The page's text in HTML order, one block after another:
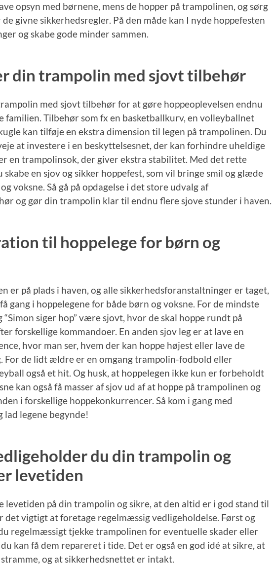
opsyn med børnene, mens de hopper på trampolinen, og sørg
givne sikkerhedsregler. På den måde kan I nyde hoppefesten
og skabe gode minder sammen.
din trampolin med sjovt tilbehør
med sjovt tilbehør for at gøre hoppeoplevelsen endnu
familien. Tilbehør som fx en basketballkurv, en volleyballnet
kan tilføje en ekstra dimension til legen på trampolinen. Du
at investere i en beskyttelsesnet, der kan forhindre uheldige
en trampolinsok, der giver ekstra stabilitet. Med det rette
en sjov og sikker hoppefest, som vil bringe smil og glæde
voksne. Så gå på opdagelse i det store udvalg af
og gør din trampolin klar til endnu flere sjove stunder i haven.
til hoppelege for børn og
er på plads i haven, og alle sikkerhedsforanstaltninger er taget,
gang i hoppelegene for både børn og voksne. For de mindste
“Simon siger hop” være sjovt, hvor de skal hoppe rundt på
forskellige kommandoer. En anden sjov leg er at lave en
hvor man ser, hvem der kan hoppe højest eller lave de
For de lidt ældre er en omgang trampolin-fodbold eller
også et hit. Og husk, at hoppelegen ikke kun er forbeholdt
kan også få masser af sjov ud af at hoppe på trampolinen og
i forskellige hoppekonkurrencer. Så kom i gang med
lad legene begynde!
du din trampolin og
levetiden
levetiden på din trampolin og sikre, at den altid er i god stand til
det vigtigt at foretage regelmæssig vedligeholdelse. Først og
regelmæssigt tjekke trampolinen for eventuelle skader eller
kan få dem repareret i tide. Det er også en god idé at sikre, at
og at sikkerhedsnettet er intakt.